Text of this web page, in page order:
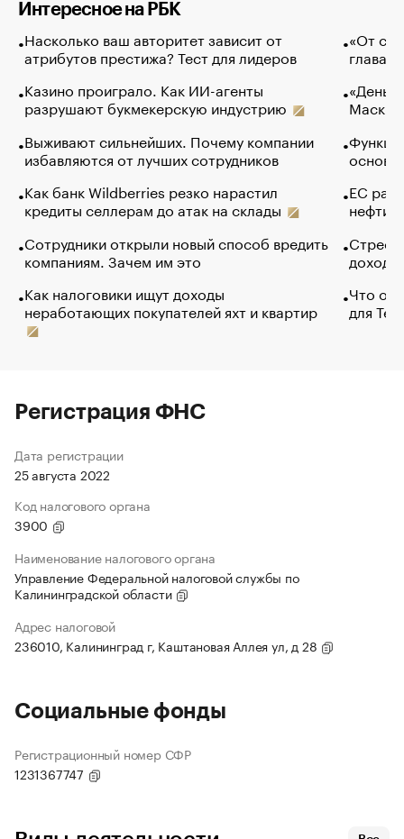
Интересное на РБК
Насколько ваш авторитет зависит от
атрибутов престижа? Тест для лидеров
Казино проиграло. Как ИИ-агенты
разрушают букмекерскую индустрию
Выживают сильнейших. Почему компании
избавляются от лучших сотрудников
Как банк Wildberries резко нарастил
кредиты селлерам до атак на склады
Сотрудники открыли новый способ вредить
компаниям. Зачем им это
Как налоговики ищут доходы
неработающих покупателей яхт и квартир
«От
глава
Маск в
основ
ЕС
нефти
Что
для
Регистрация ФНС
Дата регистрации
25 августа 2022
Код налогового органа
3900
Наименование налогового органа
Управление Федеральной налоговой службы по
Калининградской области
Адрес налоговой
236010, Калининград г, Каштановая Аллея ул, д 28
Социальные фонды
Регистрационный номер СФР
1231367747